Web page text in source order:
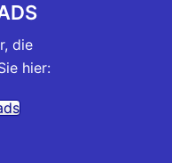
die
hier: